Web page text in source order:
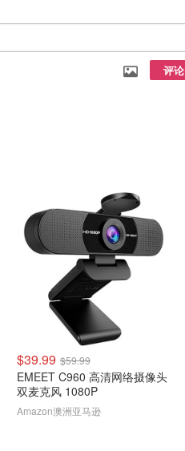
评论
$39.99 $59.99
EMEET C960 高清网络摄像头
双麦克风 1080P
Amazon澳洲亚马逊